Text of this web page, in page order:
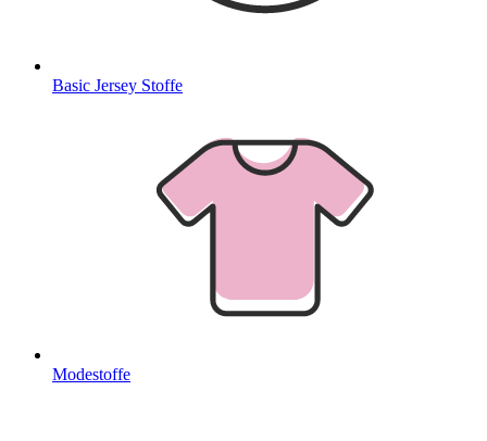
Basic Jersey Stoffe
Modestoffe